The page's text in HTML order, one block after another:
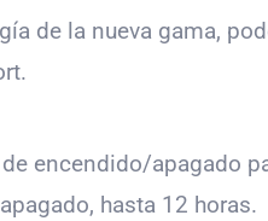
de la nueva gama,
encendido/apagado
hasta 12 horas.